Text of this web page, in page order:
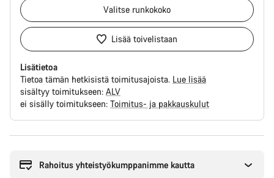
Valitse runkokoko
Lisää toivelistaan
Lisätietoa
Tietoa tämän hetkisistä toimitusajoista. Lue lisää
sisältyy toimitukseen: ALV
ei sisälly toimitukseen: Toimitus- ja pakkauskulut
Rahoitus yhteistyökumppanimme kautta